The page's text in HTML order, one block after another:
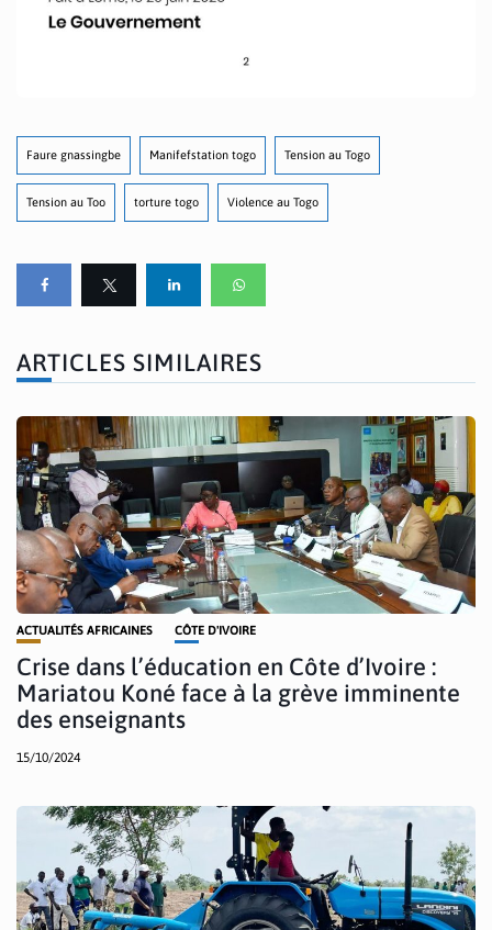
Faure gnassingbe Manifefstation togo Tension au Togo
Tension au Too torture togo Violence au Togo
ARTICLES SIMILAIRES
ACTUALITÉS AFRICAINES CÔTE D'IVOIRE
Crise dans l’éducation en Côte d’Ivoire :
Mariatou Koné face à la grève imminente
des enseignants
15/10/2024